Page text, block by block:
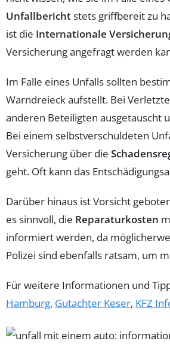
Unfallberichtstets griffbereit zu
ist die Internationale
Versicherung angefragt werden
Im Falle eines Unfalls sollten
Warndreieck aufstellt. Bei
anderen Beteiligten ausgetauscht
Bei einem selbstverschuldeten
Versicherung über die
geht. Oft kann das
Darüber hinaus ist Vorsicht
es sinnvoll, die Reparaturkosten
informiert werden, da
Polizei sind ebenfalls ratsam, um
Für weitere Informationen und
Hamburg, Gutachter Keser, KFZ